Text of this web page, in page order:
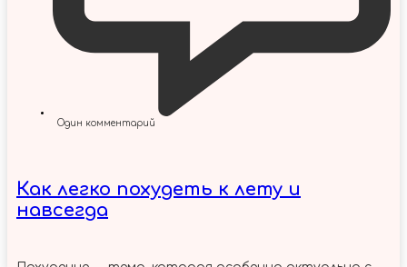
Один комментарий
Как легко похудеть к лету и
навсегда